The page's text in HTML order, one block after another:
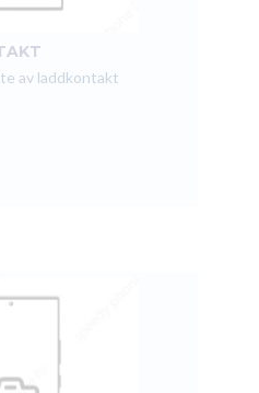
av laddkontakt